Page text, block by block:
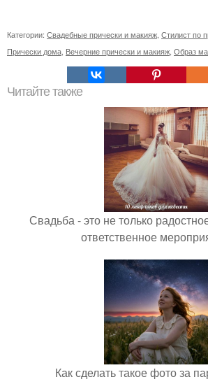
Категории: Свадебные прически и макияж Стилист по
Прически дома Вечерние прически и макияж Образ
Читайте также
Свадьба - это не только
ответственное
Как сделать такое фото за